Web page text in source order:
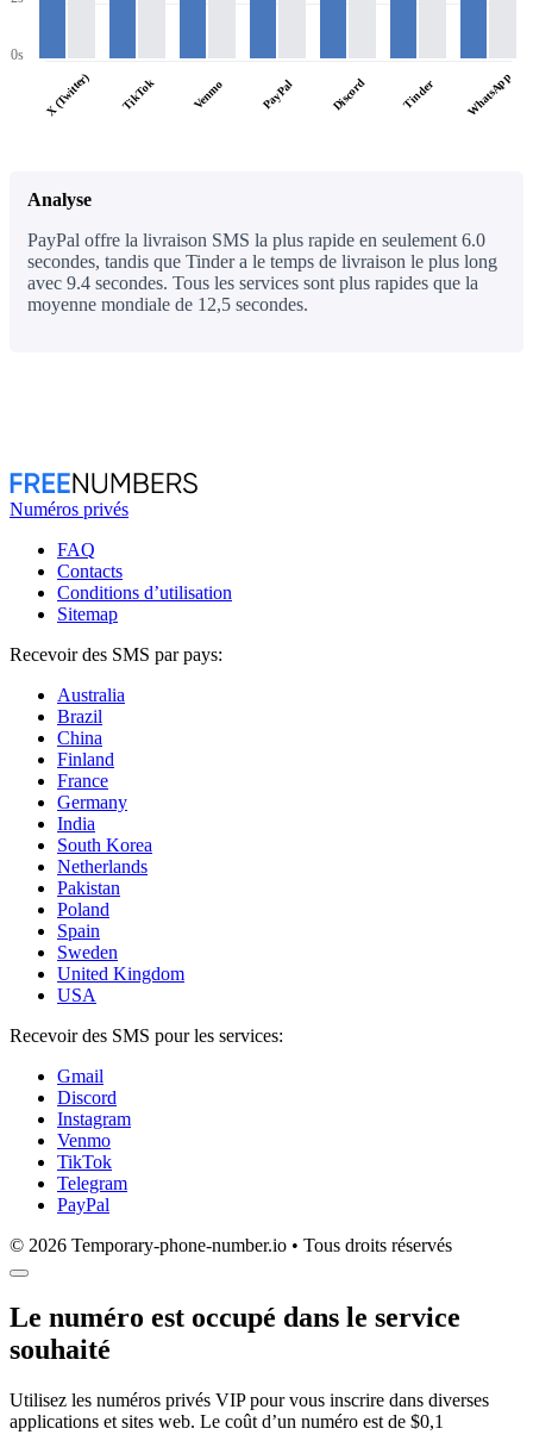
0s
X (Twitter) TikTok Venmo PayPal Discord Tinder WhatsApp
Analyse
PayPal offre la livraison SMS la plus rapide en seulement 6.0
secondes, tandis que Tinder a le temps de livraison le plus long
avec 9.4 secondes. Tous les services sont plus rapides que la
moyenne mondiale de 12,5 secondes.
Numéros privés
FAQ
Contacts
Conditions d’utilisation
Sitemap
Recevoir des SMS par pays:
Australia
Brazil
China
Finland
France
Germany
India
South Korea
Netherlands
Pakistan
Poland
Spain
Sweden
United Kingdom
USA
Recevoir des SMS pour les services:
Gmail
Discord
Instagram
Venmo
TikTok
Telegram
PayPal
© 2026 Temporary-phone-number.io • Tous droits réservés
Le numéro est occupé dans le service
souhaité
Utilisez les numéros privés VIP pour vous inscrire dans diverses
applications et sites web. Le coût d’un numéro est de $0,1